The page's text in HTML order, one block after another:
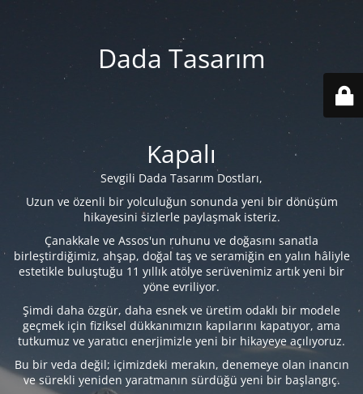
Dada Tasarım
Kapalı
Sevgili Dada Tasarım Dostları,
Uzun ve özenli bir yolculuğun sonunda yeni bir dönüşüm
hikayesini sizlerle paylaşmak isteriz.
Çanakkale ve Assos'un ruhunu ve doğasını sanatla
birleştirdiğimiz, ahşap, doğal taş ve seramiğin en yalın hâliyle
estetikle buluştuğu 11 yıllık atölye serüvenimiz artık yeni bir
yöne evriliyor.
Şimdi daha özgür, daha esnek ve üretim odaklı bir modele
geçmek için fiziksel dükkanımızın kapılarını kapatıyor, ama
tutkumuz ve yaratıcı enerjimizle yeni bir hikayeye açılıyoruz.
Bu bir veda değil; içimizdeki merakın, denemeye olan inancın
ve sürekli yeniden yaratmanın sürdüğü yeni bir başlangıç.